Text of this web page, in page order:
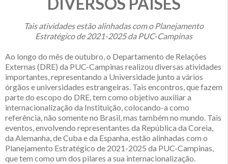
Tais atividades estão alinhadas com o Planejamento
Estratégico de 2021-2025 da PUC-Campinas
Ao longo do mês de outubro, o Departamento de Relações
Externas (DRE) da PUC-Campinas realizou diversas atividades
importantes, representando a Universidade junto a vários
órgãos e universidades estrangeiras. Tais encontros, que fazem
parte do escopo do DRE, tem como objetivo auxiliar a
internacionalização da Instituição, colocando-a como
referência, não somente no Brasil, mas também no mundo. Tais
eventos, envolvendo representantes da República da Coreia,
da Alemanha, de Cuba e da Espanha, estão alinhadas com o
Planejamento Estratégico de 2021-2025 da PUC-Campinas,
que tem como um dos pilares a sua internacionalização.